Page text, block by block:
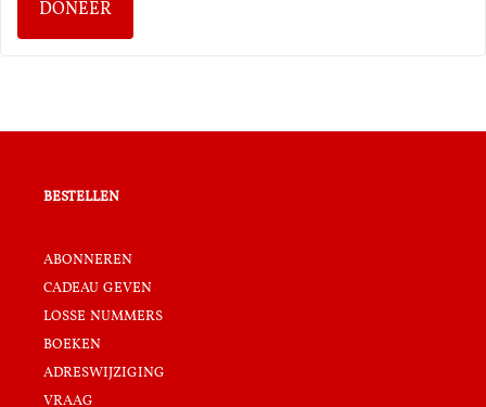
DONEER
bestellen
abonneren
cadeau geven
losse nummers
boeken
adreswijziging
vraag